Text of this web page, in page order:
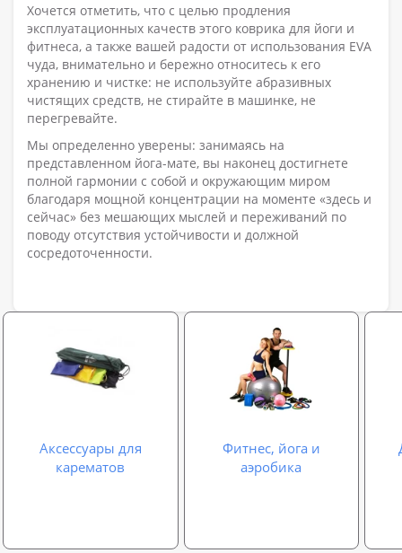
Хочется отметить, что с целью продления
эксплуатационных качеств этого коврика для йоги и
фитнеса, а также вашей радости от использования EVA
чуда, внимательно и бережно относитесь к его
хранению и чистке: не используйте абразивных
чистящих средств, не стирайте в машинке, не
перегревайте.
Мы определенно уверены: занимаясь на
представленном йога-мате, вы наконец достигнете
полной гармонии с собой и окружающим миром
благодаря мощной концентрации на моменте «здесь и
сейчас» без мешающих мыслей и переживаний по
поводу отсутствия устойчивости и должной
сосредоточенности.
Аксессуары для
карематов
Фитнес, йога и
аэробика